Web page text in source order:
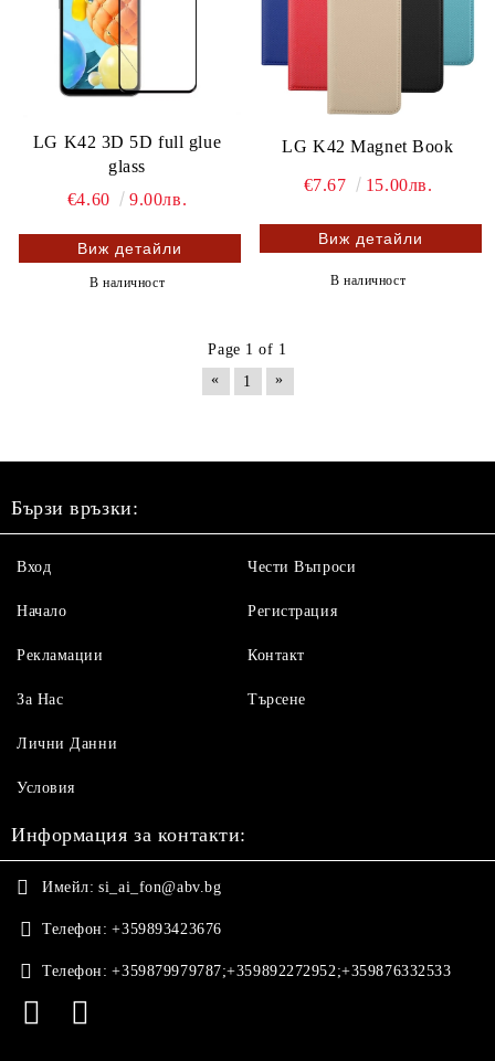
LG K42 3D 5D full glue
glass
€4.60
9.00лв.
Виж детайли
В наличност
LG K42 Magnet Book
€7.67 15.00лв.
Виж детайли
В наличност
Page 1 of 1
«
1 »
Бързи връзки:
Вход
Начало
Рекламации
За Нас
Чести Въпроси
Регистрация
Контакт
Търсене
Лични Данни
Условия
Информация за контакти:
Имейл: si_ai_fon@abv.bg
Телефон: +359893423676
Телефон: +359879979787;+359892272952;+359876332533